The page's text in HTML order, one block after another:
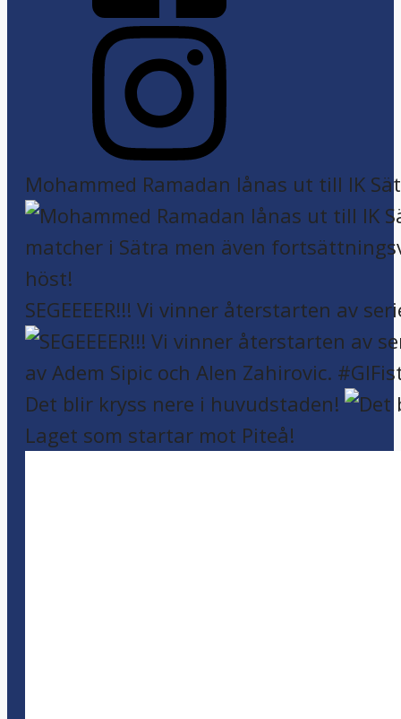
Mohammed Ramadan lånas ut till IK
SEGEEEER!!! Vi vinner återstarten av
Det blir kryss nere i huvudstaden!
Laget som startar mot Piteå!